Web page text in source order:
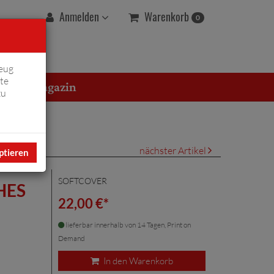
Anmelden Warenkorb 0
Magazin
nächster Artikel
SOFTCOVER
22,00 €*
lieferbar innerhalb von 14 Tagen, Print on
Demand
In den Warenkorb